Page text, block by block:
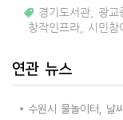
경기도서관 광교
창작인프라
시민참
연관 뉴스
수원시 물놀이터, 날